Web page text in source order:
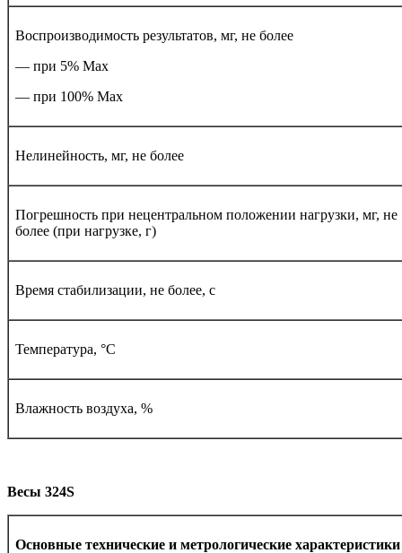
Воспроизводимость результатов, мг, не более
— при 5% Мах
— при 100% Мах
Нелинейность, мг, не более
Погрешность при нецентральном положении нагрузки, мг, не
более (при нагрузке, г)
Время стабилизации, не более, с
Температура, °С
Влажность воздуха, %
Весы 324S
Основные технические и метрологические